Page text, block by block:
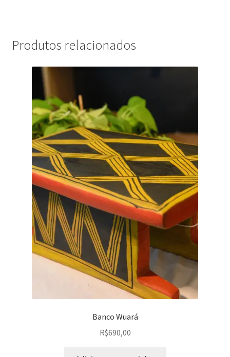
Produtos relacionados
Banco Wuará
R$690,00